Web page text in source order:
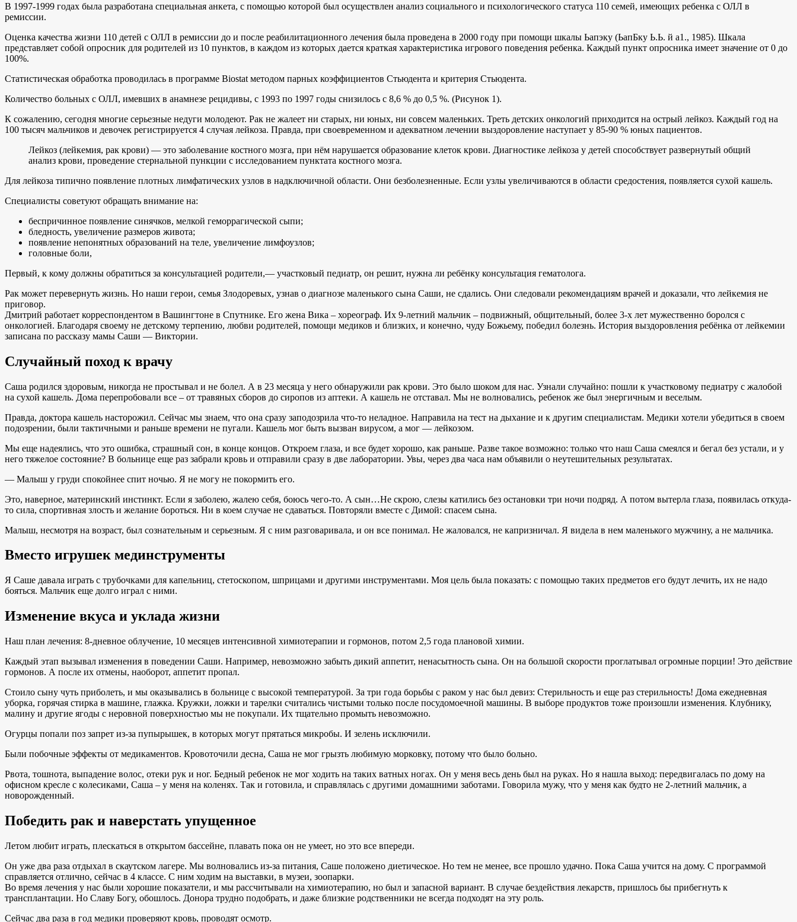
В 1997-1999 годах была разработана специальная анкета, с помощью которой был осуществлен анализ социального и психологического статуса 110 семей, имеющих ребенка с ОЛЛ в
ремиссии.
Оценка качества жизни 110 детей с ОЛЛ в ремиссии до и после реабилитационного лечения была проведена в 2000 году при помощи шкалы Ьапэку (ЬапБку Ь.Ь. й а1., 1985). Шкала
представляет собой опросник для родителей из 10 пунктов, в каждом из которых дается краткая характеристика игрового поведения ребенка. Каждый пункт опросника имеет значение от 0 до
100%.
Статистическая обработка проводилась в программе Biostat методом парных коэффициентов Стьюдента и критерия Стьюдента.
Количество больных с ОЛЛ, имевших в анамнезе рецидивы, с 1993 по 1997 годы снизилось с 8,6 % до 0,5 %. (Рисунок 1).
К сожалению, сегодня многие серьезные недуги молодеют. Рак не жалеет ни старых, ни юных, ни совсем маленьких. Треть детских онкологий приходится на острый лейкоз. Каждый год на
100 тысяч мальчиков и девочек регистрируется 4 случая лейкоза. Правда, при своевременном и адекватном лечении выздоровление наступает у 85-90 % юных пациентов.
Лейкоз (лейкемия, рак крови) — это заболевание костного мозга, при нём нарушается образование клеток крови. Диагностике лейкоза у детей способствует развернутый общий
анализ крови, проведение стернальной пункции с исследованием пунктата костного мозга.
Для лейкоза типично появление плотных лимфатических узлов в надключичной области. Они безболезненные. Если узлы увеличиваются в области средостения, появляется сухой кашель.
Специалисты советуют обращать внимание на:
беспричинное появление синячков, мелкой геморрагической сыпи;
бледность, увеличение размеров живота;
появление непонятных образований на теле, увеличение лимфоузлов;
головные боли,
Первый, к кому должны обратиться за консультацией родители,— участковый педиатр, он решит, нужна ли ребёнку консультация гематолога.
Рак может перевернуть жизнь. Но наши герои, семья Злодоревых, узнав о диагнозе маленького сына Саши, не сдались. Они следовали рекомендациям врачей и доказали, что лейкемия не
приговор.
Дмитрий работает корреспондентом в Вашингтоне в Спутнике. Его жена Вика – хореограф. Их 9-летний мальчик – подвижный, общительный, более 3-х лет мужественно боролся с
онкологией. Благодаря своему не детскому терпению, любви родителей, помощи медиков и близких, и конечно, чуду Божьему, победил болезнь. История выздоровления ребёнка от лейкемии
записана по рассказу мамы Саши — Виктории.
Случайный поход к врачу
Саша родился здоровым, никогда не простывал и не болел. А в 23 месяца у него обнаружили рак крови. Это было шоком для нас. Узнали случайно: пошли к участковому педиатру с жалобой
на сухой кашель. Дома перепробовали все – от травяных сборов до сиропов из аптеки. А кашель не отставал. Мы не волновались, ребенок же был энергичным и веселым.
Правда, доктора кашель насторожил. Сейчас мы знаем, что она сразу заподозрила что-то неладное. Направила на тест на дыхание и к другим специалистам. Медики хотели убедиться в своем
подозрении, были тактичными и раньше времени не пугали. Кашель мог быть вызван вирусом, а мог — лейкозом.
Мы еще надеялись, что это ошибка, страшный сон, в конце концов. Откроем глаза, и все будет хорошо, как раньше. Разве такое возможно: только что наш Саша смеялся и бегал без устали, и у
него тяжелое состояние? В больнице еще раз забрали кровь и отправили сразу в две лаборатории. Увы, через два часа нам объявили о неутешительных результатах.
— Малыш у груди спокойнее спит ночью. Я не могу не покормить его.
Это, наверное, материнский инстинкт. Если я заболею, жалею себя, боюсь чего-то. А сын…Не скрою, слезы катились без остановки три ночи подряд. А потом вытерла глаза, появилась откуда-
то сила, спортивная злость и желание бороться. Ни в коем случае не сдаваться. Повторяли вместе с Димой: спасем сына.
Малыш, несмотря на возраст, был сознательным и серьезным. Я с ним разговаривала, и он все понимал. Не жаловался, не капризничал. Я видела в нем маленького мужчину, а не мальчика.
Вместо игрушек мединструменты
Я Саше давала играть с трубочками для капельниц, стетоскопом, шприцами и другими инструментами. Моя цель была показать: с помощью таких предметов его будут лечить, их не надо
бояться. Мальчик еще долго играл с ними.
Изменение вкуса и уклада жизни
Наш план лечения: 8-дневное облучение, 10 месяцев интенсивной химиотерапии и гормонов, потом 2,5 года плановой химии.
Каждый этап вызывал изменения в поведении Саши. Например, невозможно забыть дикий аппетит, ненасытность сына. Он на большой скорости проглатывал огромные порции! Это действие
гормонов. А после их отмены, наоборот, аппетит пропал.
Стоило сыну чуть приболеть, и мы оказывались в больнице с высокой температурой. За три года борьбы с раком у нас был девиз: Стерильность и еще раз стерильность! Дома ежедневная
уборка, горячая стирка в машине, глажка. Кружки, ложки и тарелки считались чистыми только после посудомоечной машины. В выборе продуктов тоже произошли изменения. Клубнику,
малину и другие ягоды с неровной поверхностью мы не покупали. Их тщательно промыть невозможно.
Огурцы попали поз запрет из-за пупырышек, в которых могут прятаться микробы. И зелень исключили.
Были побочные эффекты от медикаментов. Кровоточили десна, Саша не мог грызть любимую морковку, потому что было больно.
Рвота, тошнота, выпадение волос, отеки рук и ног. Бедный ребенок не мог ходить на таких ватных ногах. Он у меня весь день был на руках. Но я нашла выход: передвигалась по дому на
офисном кресле с колесиками, Саша – у меня на коленях. Так и готовила, и справлялась с другими домашними заботами. Говорила мужу, что у меня как будто не 2-летний мальчик, а
новорожденный.
Победить рак и наверстать упущенное
Летом любит играть, плескаться в открытом бассейне, плавать пока он не умеет, но это все впереди.
Он уже два раза отдыхал в скаутском лагере. Мы волновались из-за питания, Саше положено диетическое. Но тем не менее, все прошло удачно. Пока Саша учится на дому. С программой
справляется отлично, сейчас в 4 классе. С ним ходим на выставки, в музеи, зоопарки.
Во время лечения у нас были хорошие показатели, и мы рассчитывали на химиотерапию, но был и запасной вариант. В случае бездействия лекарств, пришлось бы прибегнуть к
трансплантации. Но Славу Богу, обошлось. Донора трудно подобрать, и даже близкие родственники не всегда подходят на эту роль.
Сейчас два раза в год медики проверяют кровь, проводят осмотр.